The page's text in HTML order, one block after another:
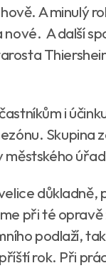
A minulý
A další
i
Skupina
důkladně,
při té
podlaží,
rok. Při